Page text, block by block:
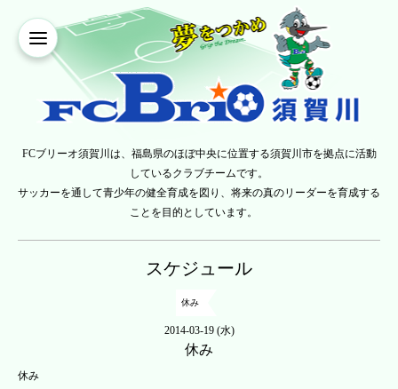
FCブリーオ須賀川は、福島県のほぼ中央に位置する須賀川市を拠点に活動
しているクラブチームです。
サッカーを通して青少年の健全育成を図り、将来の真のリーダーを育成する
ことを目的としています。
スケジュール
休み
2014-03-19 (水)
休み
休み